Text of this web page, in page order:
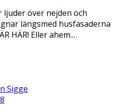
ljuder över nejden och
längsmed husfasaderna
HÄR! Eller ahem.…
Sigge